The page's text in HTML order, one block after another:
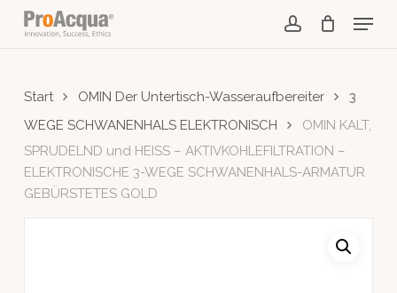
Skip
Menu
Start OMIN Der Untertisch-Wasseraufbereiter
3
WEGE SCHWANENHALS ELEKTRONISCH
OMIN KALT,
SPRUDELND und HEISS – AKTIVKOHLEFILTRATION –
ELEKTRONISCHE 3-WEGE SCHWANENHALS-ARMATUR
GEBÜRSTETES GOLD